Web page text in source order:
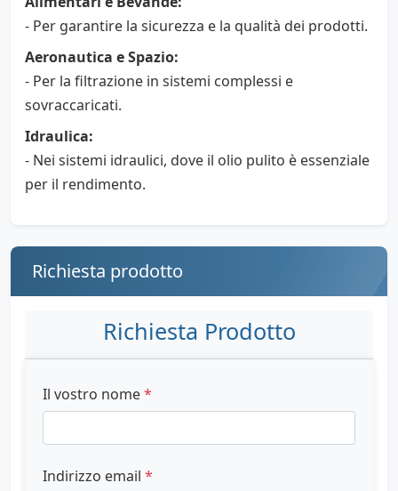
- Per garantire la sicurezza e la qualità dei prodotti.
Aeronautica e Spazio:
- Per la filtrazione in sistemi complessi e
sovraccaricati.
Idraulica:
- Nei sistemi idraulici, dove il olio pulito è essenziale
per il rendimento.
Richiesta prodotto
Richiesta Prodotto
Il vostro nome*
Indirizzo email *